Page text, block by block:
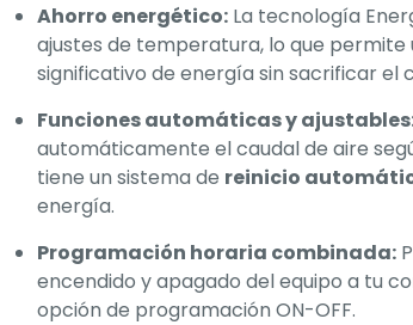
Ahorro energético: La tecnología
ajustes de temperatura, lo que permite
significativo de energía sin sacrificar el
Funciones automáticas y
automáticamente el caudal de aire
tiene un sistema de reinicio
energía.
Programación horaria combinada:
encendido y apagado del equipo a tu
opción de programación ON-OFF.